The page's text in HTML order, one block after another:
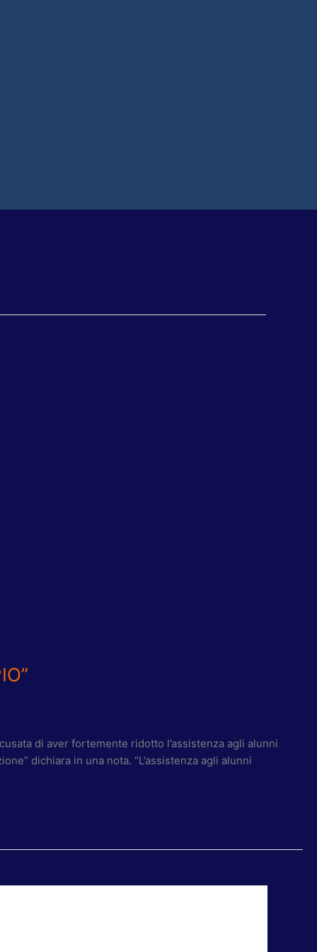
di aver fortemente ridotto l’assistenza agli alunni
dichiara in una nota. “L’assistenza agli alunni